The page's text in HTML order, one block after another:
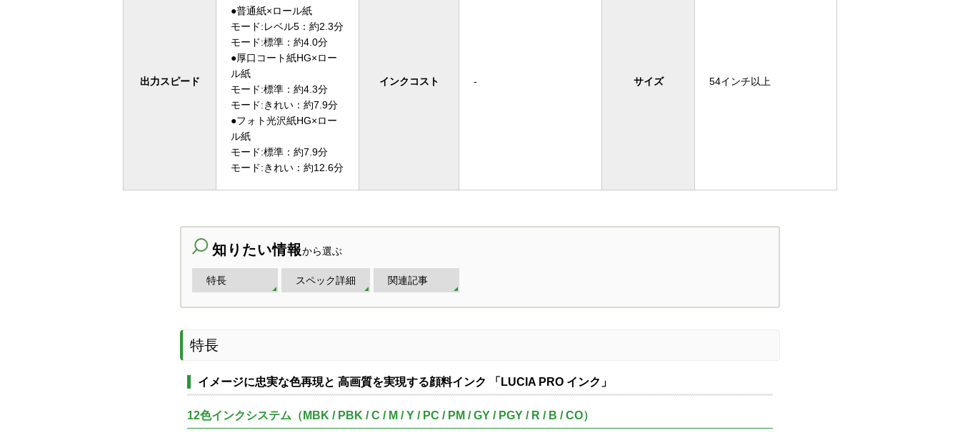
出力スピード
●普通紙×ロール紙
モード:レベル5：約2.3分
モード:標準：約4.0分
●厚口コート紙HG×ロー
ル紙
モード:標準：約4.3分
モード:きれい：約7.9分
●フォト光沢紙HG×ロー
ル紙
モード:標準：約7.9分
モード:きれい：約12.6分
インクコスト - サイズ 54インチ以上
知りたい情報から選ぶ
特長 スペック詳細 関連記事
特長
イメージに忠実な色再現と 高画質を実現する顔料インク 「LUCIA PRO インク」
12色インクシステム（MBK / PBK / C / M / Y / PC / PM / GY / PGY / R / B / CO）